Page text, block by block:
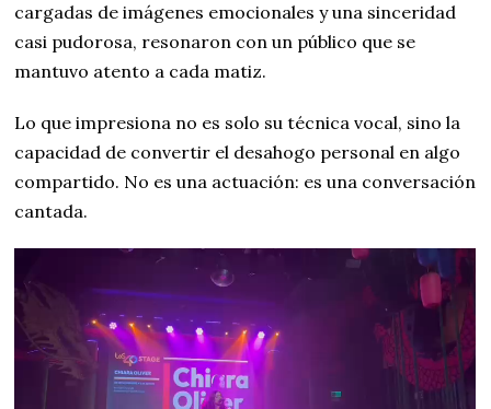
cargadas de imágenes emocionales y una sinceridad
casi pudorosa, resonaron con un público que se
mantuvo atento a cada matiz.
Lo que impresiona no es solo su técnica vocal, sino la
capacidad de convertir el desahogo personal en algo
compartido. No es una actuación: es una conversación
cantada.